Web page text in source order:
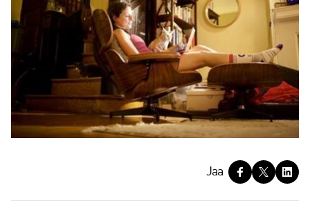
a
Jaa